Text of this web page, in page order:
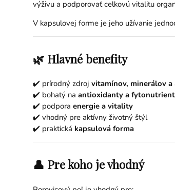
výživu a podporovať celkovú vitalitu
V kapsulovej forme je jeho užívanie
🌿 Hlavné benefity
✔️ prírodný zdroj vitamínov, minerálov a
✔️ bohatý na antioxidanty a
✔️ podpora energie a vitality
✔️ vhodný pre aktívny životný štýl
✔️ praktická kapsulová forma
👤 Pre koho je vhodný